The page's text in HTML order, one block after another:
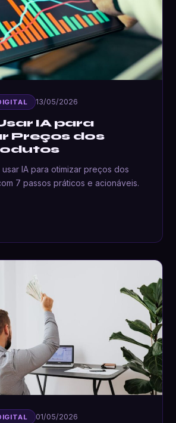
13/05/2026
IA para
Preços dos
IA para otimizar preços dos
7 passos práticos e acionáveis.
01/05/2026